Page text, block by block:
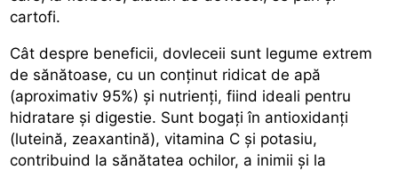
cartofi.
Cât despre beneficii, dovleceii sunt legume extrem
de sănătoase, cu un conținut ridicat de apă
(aproximativ 95%) și nutrienți, fiind ideali pentru
hidratare și digestie. Sunt bogați în antioxidanți
(luteină, zeaxantină), vitamina C și potasiu,
contribuind la sănătatea ochilor, a inimii și la